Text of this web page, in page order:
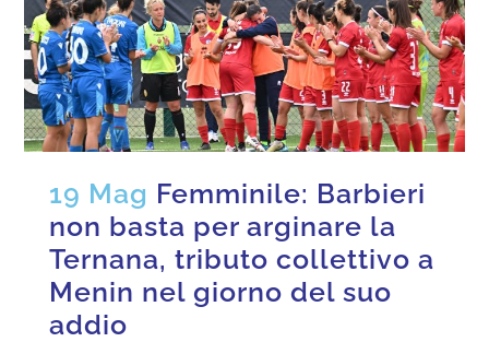
19 Mag Femminile: Barbieri
non basta per arginare la
Ternana, tributo collettivo a
Menin nel giorno del suo
addio